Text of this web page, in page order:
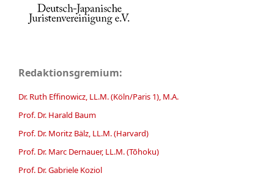
Redaktionsgremium:
Dr. Ruth Effinowicz, LL.M. (Köln/Paris 1), M.A.
Prof. Dr. Harald Baum
Prof. Dr. Moritz Bälz, LL.M. (Harvard)
Prof. Dr. Marc Dernauer, LL.M. (Tōhoku)
Prof. Dr. Gabriele Koziol